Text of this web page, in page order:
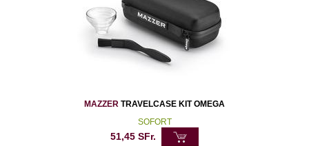
MAZZER TRAVELCASE KIT OMEGA
SOFORT
51,45 SFr.